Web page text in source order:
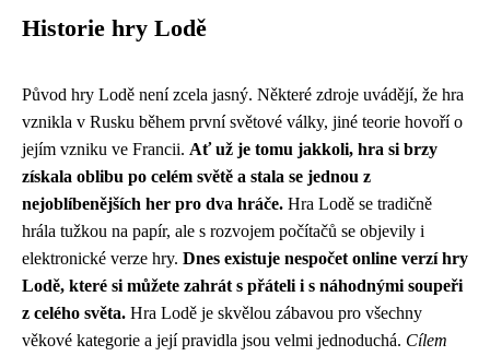
Historie hry Lodě
Původ hry Lodě není zcela jasný. Některé zdroje uvádějí, že hra
vznikla v Rusku během první světové války, jiné teorie hovoří o
jejím vzniku ve Francii. Ať už je tomu jakkoli, hra si brzy
získala oblibu po celém světě a stala se jednou z
nejoblíbenějších her pro dva hráče. Hra Lodě se tradičně
hrála tužkou na papír, ale s rozvojem počítačů se objevily i
elektronické verze hry. Dnes existuje nespočet online verzí hry
Lodě, které si můžete zahrát s přáteli i s náhodnými soupeři
z celého světa. Hra Lodě je skvělou zábavou pro všechny
věkové kategorie a její pravidla jsou velmi jednoduchá. Cílem